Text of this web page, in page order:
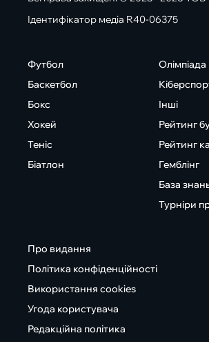
Ідентифікатор медіа R40-06375
Футбол
Баскетбол
Бокс
Хокей
Теніс
Біатлон
Олімпіада
Інші
Рейтинг
Рейтинг
Гемблінг
База
Турніри
Про видання
Політика конфіденційності
Використання cookies
Угода користувача
Редакційна політика